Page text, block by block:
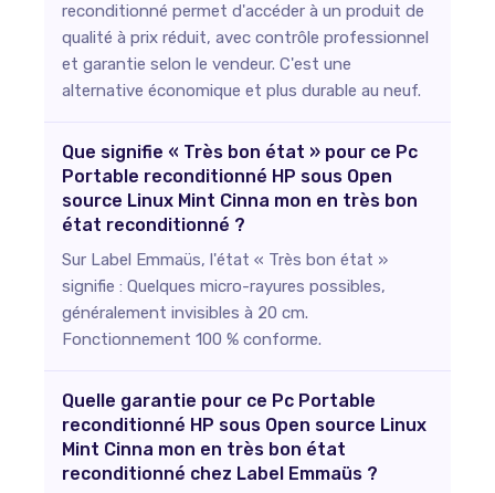
reconditionné permet d'accéder à un produit de
qualité à prix réduit, avec contrôle professionnel
et garantie selon le vendeur. C'est une
alternative économique et plus durable au neuf.
Que signifie « Très bon état » pour ce Pc
Portable reconditionné HP sous Open
source Linux Mint Cinna mon en très bon
état reconditionné ?
Sur Label Emmaüs, l'état « Très bon état »
signifie : Quelques micro-rayures possibles,
généralement invisibles à 20 cm.
Fonctionnement 100 % conforme.
Quelle garantie pour ce Pc Portable
reconditionné HP sous Open source Linux
Mint Cinna mon en très bon état
reconditionné chez Label Emmaüs ?